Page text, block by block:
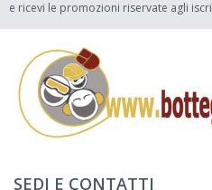
e ricevi le promozioni riservate agli
SEDI E CONTATTI